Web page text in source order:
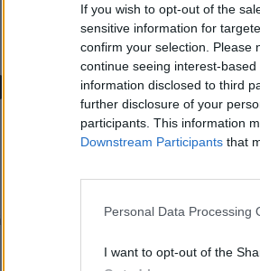
If you wish to opt-out of the
sensitive information for
confirm your selection. Please
continue seeing interest-
information disclosed to third
further disclosure of your
participants. This information
Downstream Participants that
Personal Data Processing
I want to opt-out of the
valorização